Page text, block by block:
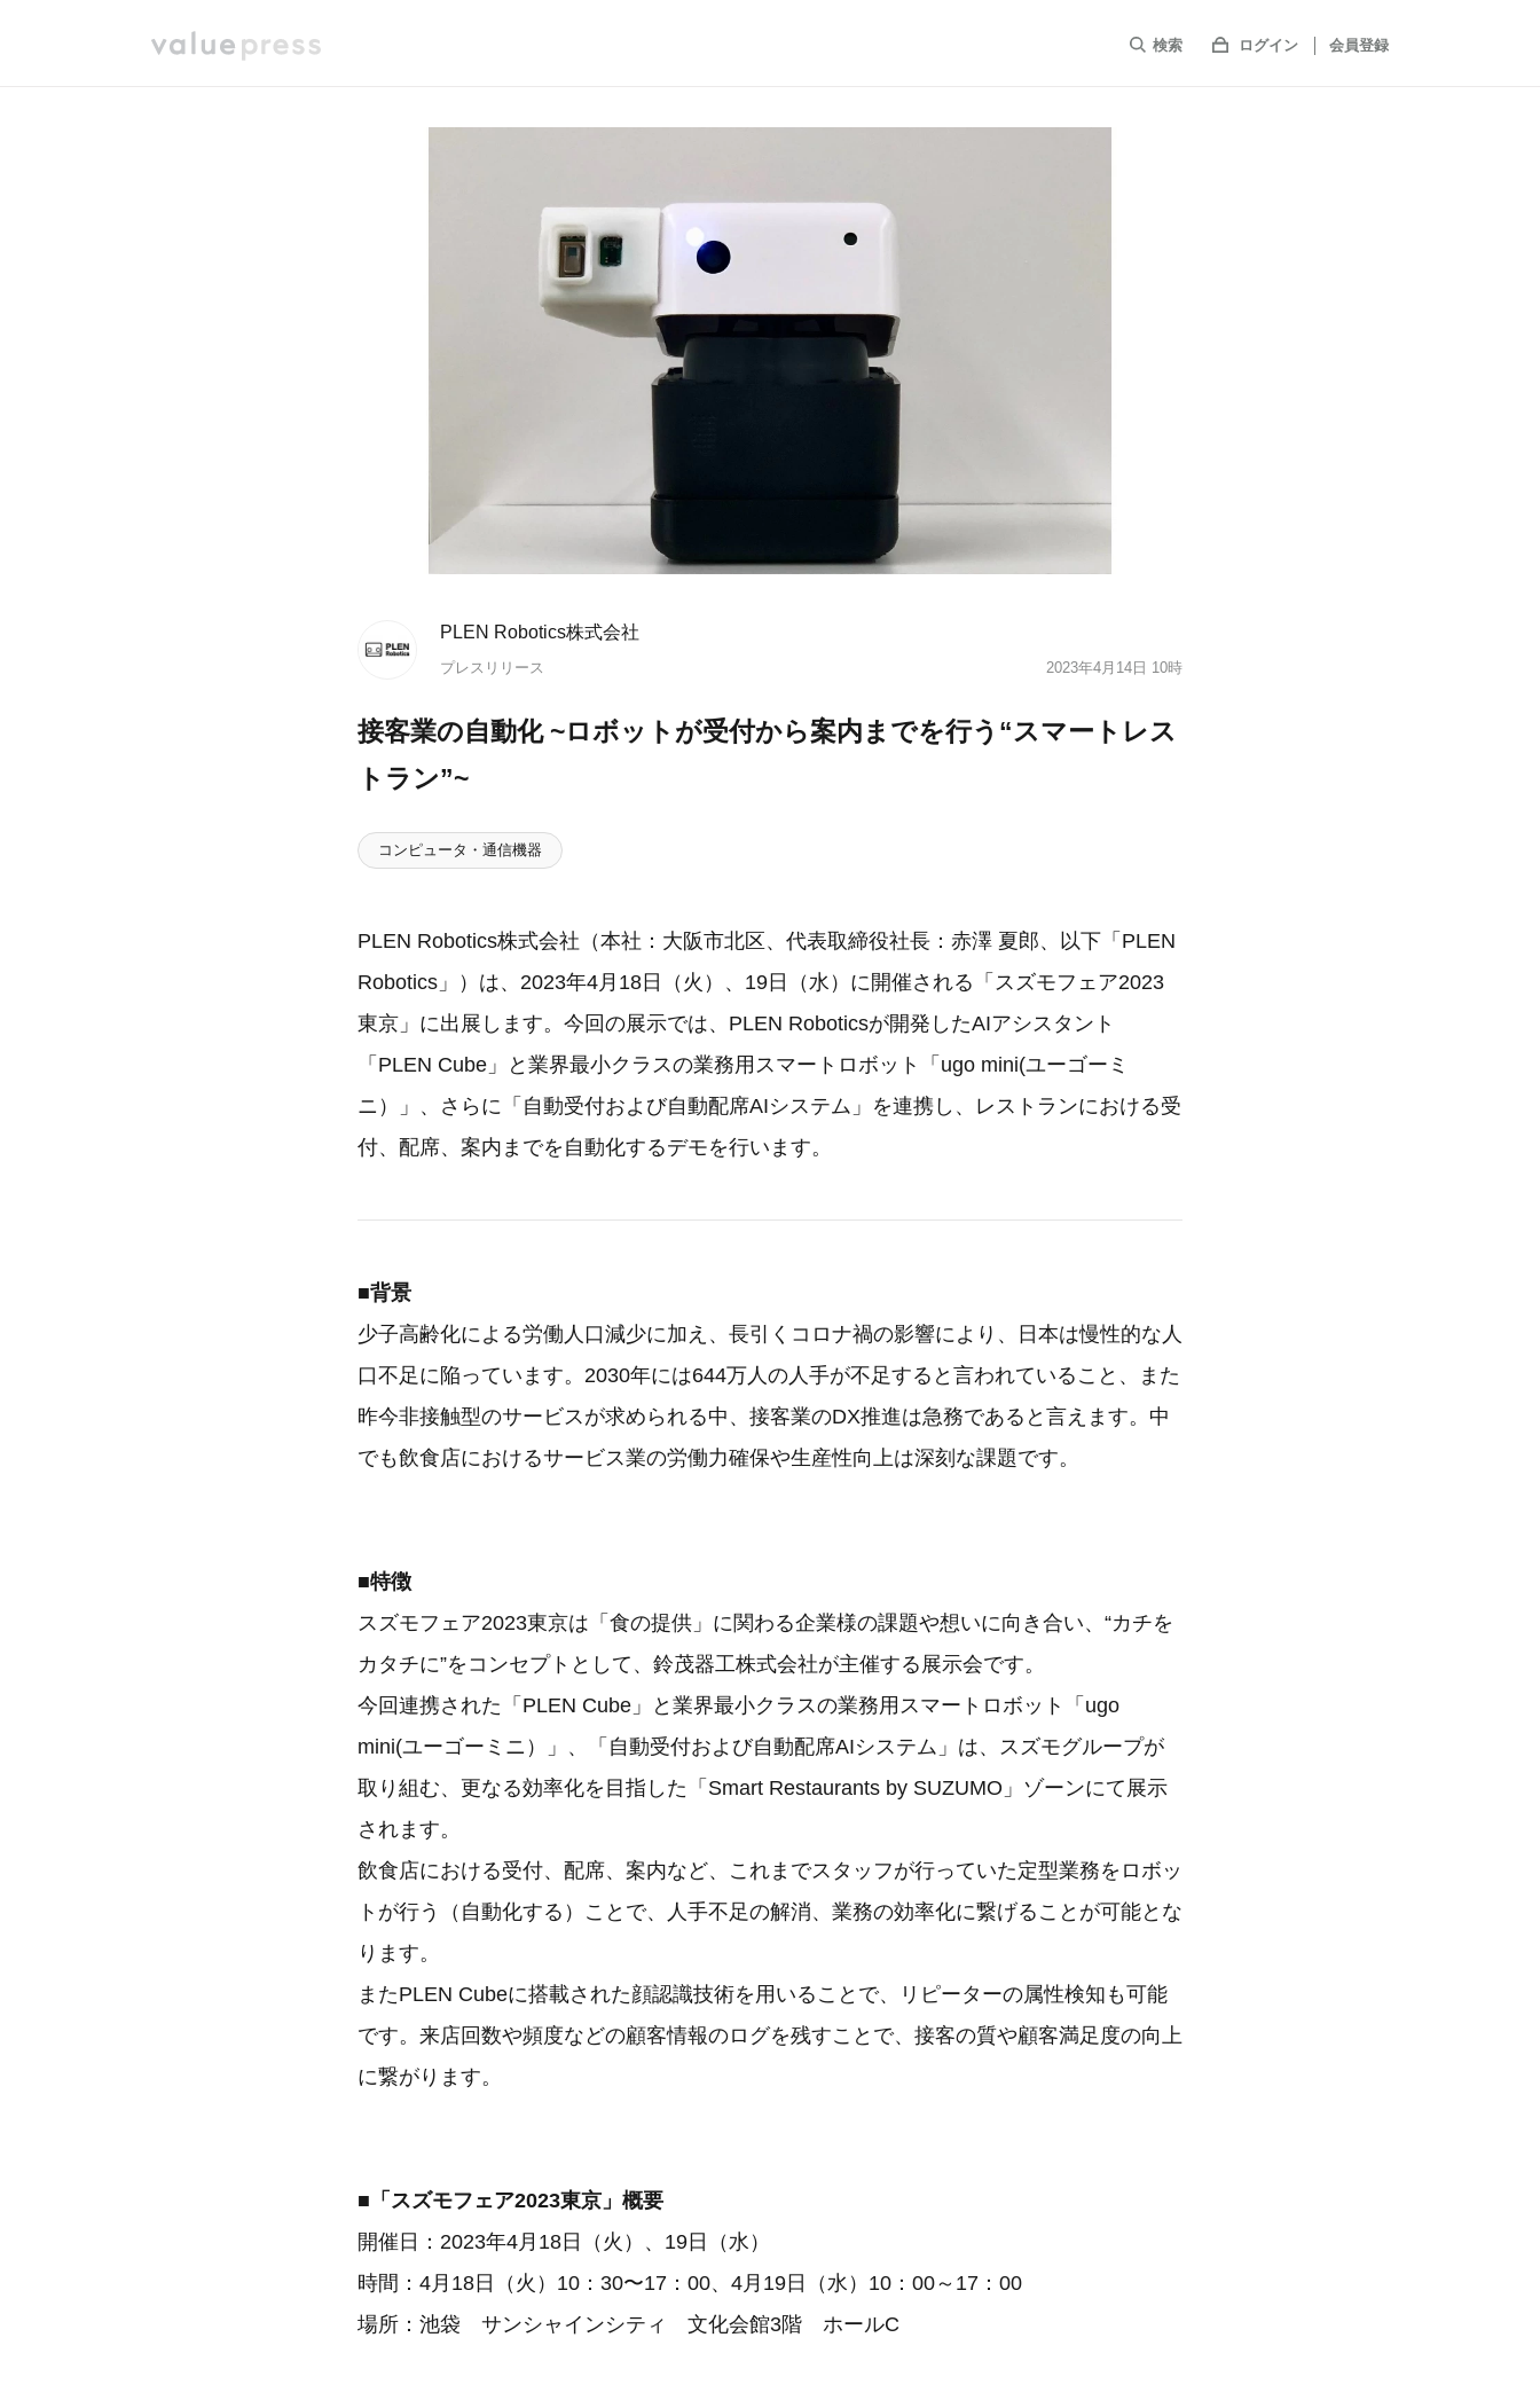
検索 ログイン 会員登録
PLEN Robotics株式会社
プレスリリース 2023年4月14日 10時
接客業の自動化 ~ロボットが受付から案内までを行う“スマートレス
トラン”~
コンピュータ・通信機器
PLEN Robotics株式会社（本社：大阪市北区、代表取締役社長：赤澤 夏郎、以下「PLEN
Robotics」）は、2023年4月18日（火）、19日（水）に開催される「スズモフェア2023
東京」に出展します。今回の展示では、PLEN Roboticsが開発したAIアシスタント
「PLEN Cube」と業界最小クラスの業務用スマートロボット「ugo mini(ユーゴーミ
ニ）」、さらに「自動受付および自動配席AIシステム」を連携し、レストランにおける受
付、配席、案内までを自動化するデモを行います。
■背景
少子高齢化による労働人口減少に加え、長引くコロナ禍の影響により、日本は慢性的な人
口不足に陥っています。2030年には644万人の人手が不足すると言われていること、また
昨今非接触型のサービスが求められる中、接客業のDX推進は急務であると言えます。中
でも飲食店におけるサービス業の労働力確保や生産性向上は深刻な課題です。
■特徴
スズモフェア2023東京は「食の提供」に関わる企業様の課題や想いに向き合い、“カチを
カタチに”をコンセプトとして、鈴茂器工株式会社が主催する展示会です。
今回連携された「PLEN Cube」と業界最小クラスの業務用スマートロボット「ugo
mini(ユーゴーミニ）」、「自動受付および自動配席AIシステム」は、スズモグループが
取り組む、更なる効率化を目指した「Smart Restaurants by SUZUMO」ゾーンにて展示
されます。
飲食店における受付、配席、案内など、これまでスタッフが行っていた定型業務をロボッ
トが行う（自動化する）ことで、人手不足の解消、業務の効率化に繋げることが可能とな
ります。
またPLEN Cubeに搭載された顔認識技術を用いることで、リピーターの属性検知も可能
です。来店回数や頻度などの顧客情報のログを残すことで、接客の質や顧客満足度の向上
に繋がります。
■「スズモフェア2023東京」概要
開催日：2023年4月18日（火）、19日（水）
時間：4月18日（火）10：30〜17：00、4月19日（水）10：00～17：00
場所：池袋 サンシャインシティ 文化会館3階 ホールC